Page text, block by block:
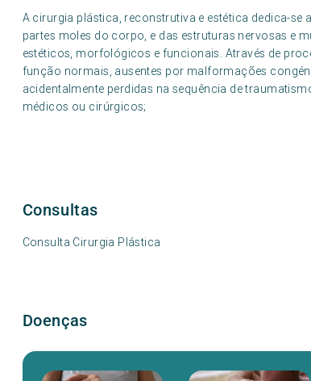
A cirurgia plástica, reconstrutiva e estética dedica-
partes moles do corpo, e das estruturas nervosas e
estéticos, morfológicos e funcionais. Através de
função normais, ausentes por malformações
acidentalmente perdidas na sequência de
médicos ou cirúrgicos;
Consultas
Consulta Cirurgia Plástica
Doenças